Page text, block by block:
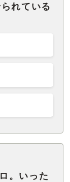
れている
。いった